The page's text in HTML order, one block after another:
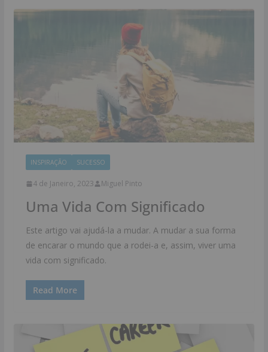
INSPIRAÇÃO SUCESSO
4 de Janeiro, 2023 Miguel Pinto
Uma Vida Com Significado
Este artigo vai ajudá-la a mudar. A mudar a sua forma
de encarar o mundo que a rodei-a e, assim, viver uma
vida com significado.
Read More